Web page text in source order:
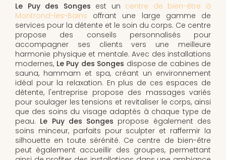
Le Puy des Songes est un centre de bien-être à
Montrond-les-Bains offrant une large gamme de
services pour la détente et le soin du corps. Ce centre
propose des conseils personnalisés pour
accompagner ses clients vers une meilleure
harmonie physique et mentale. Avec des installations
modernes, Le Puy des Songes dispose de cabines de
sauna, hammam et spa, créant un environnement
idéal pour la relaxation. En plus de ces espaces de
détente, l'entreprise propose des massages variés
pour soulager les tensions et revitaliser le corps, ainsi
que des soins du visage adaptés à chaque type de
peau. Le Puy des Songes propose également des
soins minceur, parfaits pour sculpter et raffermir la
silhouette en toute sérénité. Ce centre de bien-être
peut également accueillir des groupes, permettant